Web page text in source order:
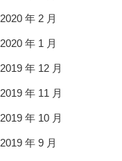
2020 年 2 月
2020 年 1 月
2019 年 12 月
2019 年 11 月
2019 年 10 月
2019 年 9 月